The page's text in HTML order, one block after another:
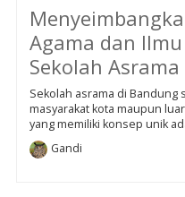
Agama dan
Sekolah
Sekolah asrama di Bandung
masyarakat kota maupun
yang memiliki konsep unik
Gandi